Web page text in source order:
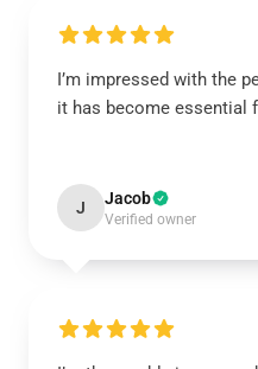
I’m impressed with the
it has become essential
J Jacob
Verified owner